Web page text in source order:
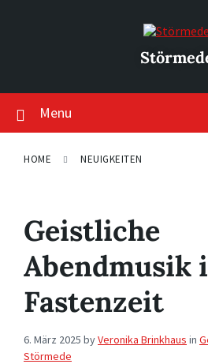
Menu
HOME NEUIGKEITEN
Geistliche
Abendmusik
Fastenzeit
6. März 2025 byVeronika Brinkhaus in
Störmede